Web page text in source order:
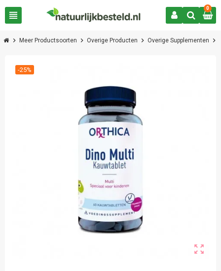
view_headline
0
chevron_right Meer Productsoorten chevron_right Overige Producten chevron_right Overige Supplementen chevron_right
zoom_out_map
-25%